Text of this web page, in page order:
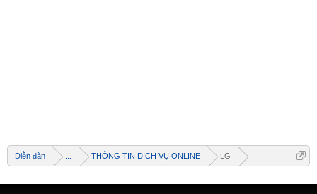
Diễn đàn THÔNG TIN DỊCH VỤ ONLINE LG